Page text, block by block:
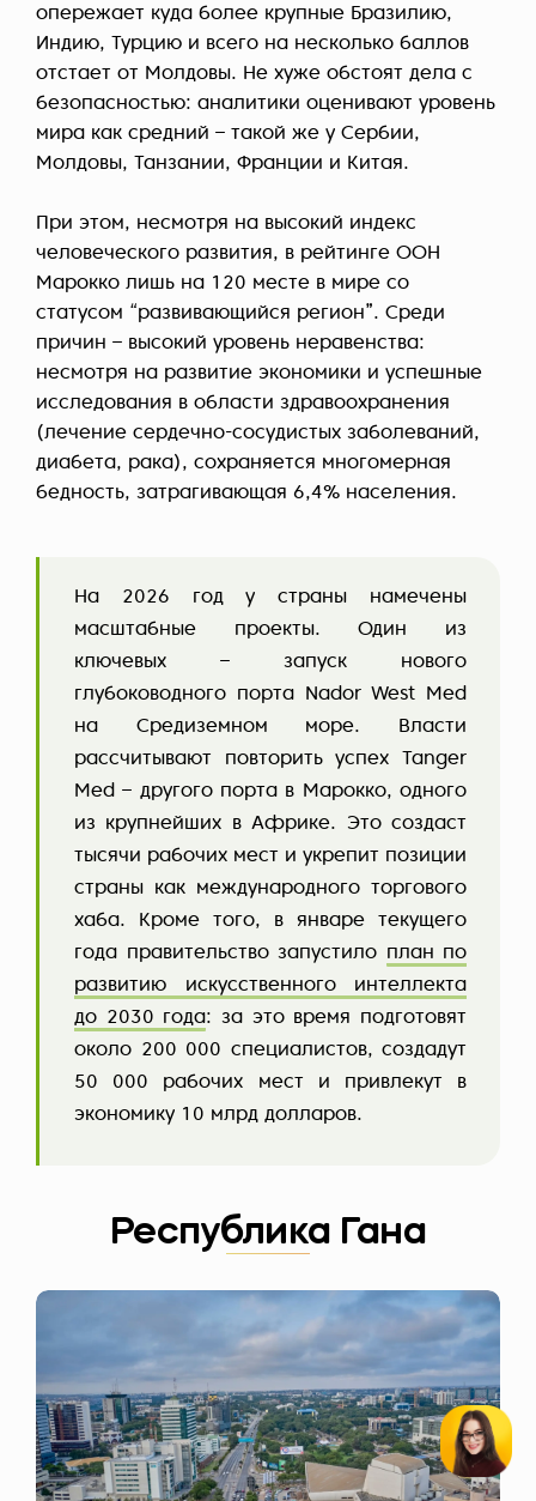
опережает куда более крупные Бразилию,
Индию, Турцию и всего на несколько баллов
отстает от Молдовы. Не хуже обстоят дела с
безопасностью: аналитики оценивают уровень
мира как средний – такой же у Сербии,
Молдовы, Танзании, Франции и Китая.
При этом, несмотря на высокий индекс
человеческого развития, в рейтинге ООН
Марокко лишь на 120 месте в мире со
статусом “развивающийся регион”. Среди
причин – высокий уровень неравенства:
несмотря на развитие экономики и успешные
исследования в области здравоохранения
(лечение сердечно-сосудистых заболеваний,
диабета, рака), сохраняется многомерная
бедность, затрагивающая 6,4% населения.
На 2026 год у страны намечены
масштабные проекты. Один из
ключевых – запуск нового
глубоководного порта Nador West Med
на Средиземном море. Власти
рассчитывают повторить успех Tanger
Med – другого порта в Марокко, одного
из крупнейших в Африке. Это создаст
тысячи рабочих мест и укрепит позиции
страны как международного торгового
хаба. Кроме того, в январе текущего
года правительство запустило план по
развитию искусственного интеллекта
до 2030 года: за это время подготовят
около 200 000 специалистов, создадут
50 000 рабочих мест и привлекут в
экономику 10 млрд долларов.
Республика Гана